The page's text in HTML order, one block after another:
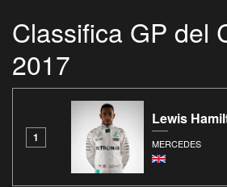
Classifica GP del
2017
1
Lewis
MERCEDES